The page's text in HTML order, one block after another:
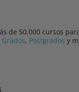
de 50.000 cursos
Grados, Postgrados y